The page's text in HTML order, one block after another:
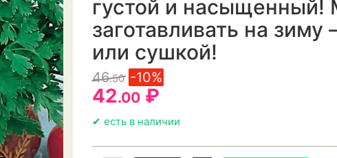
густой и
заготавливать на зиму
или сушкой!
46.50 -10%
42.00₽
✔ есть в наличии